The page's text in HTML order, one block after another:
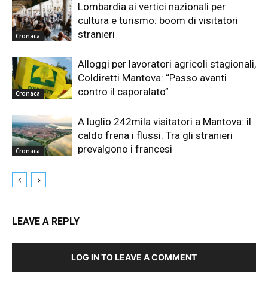
Cronaca
Lombardia ai vertici nazionali per
cultura e turismo: boom di visitatori
stranieri
Cronaca
Alloggi per lavoratori agricoli stagionali,
Coldiretti Mantova: “Passo avanti
contro il caporalato”
Cronaca
A luglio 242mila visitatori a Mantova: il
caldo frena i flussi. Tra gli stranieri
prevalgono i francesi
LEAVE A REPLY
LOG IN TO LEAVE A COMMENT